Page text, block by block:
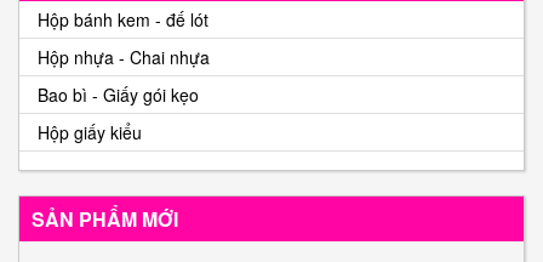
Hộp bánh kem - đế lót
Hộp nhựa - Chai nhựa
Bao bì - Giấy gói kẹo
Hộp giấy kiểu
SẢN PHẨM MỚI